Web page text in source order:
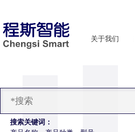
关于我们
搜索关键词：